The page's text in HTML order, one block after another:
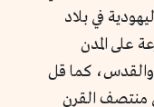
في بلاد
مراكز موزعة على المدن
والقدس، كما قل
منتصف القرن